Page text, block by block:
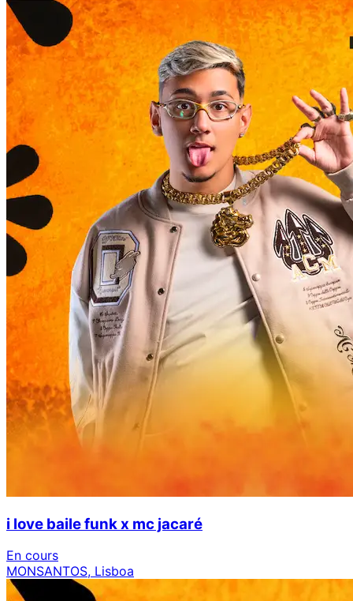
i love baile funk x mc jacaré
En cours
MONSANTOS, Lisboa